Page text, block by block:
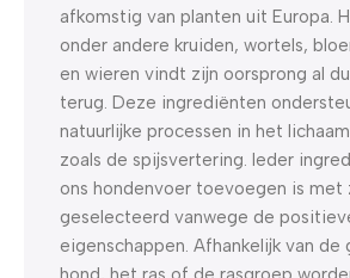
afkomstig van planten uit Europa.
onder andere kruiden, wortels,
en wieren vindt zijn oorsprong al
terug. Deze ingrediënten
natuurlijke processen in het
zoals de spijsvertering. Ieder
ons hondenvoer toevoegen is met
geselecteerd vanwege de
eigenschappen. Afhankelijk van